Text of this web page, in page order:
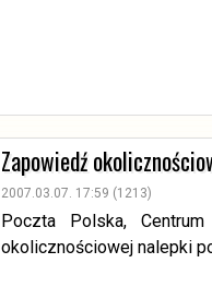
Zapowiedź
2007.03.07. 17:59 (1213)
Poczta Polska,
okolicznościowej nalepki